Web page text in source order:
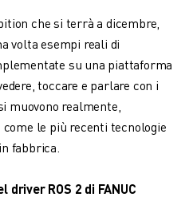
PER AUMENTARE
FANUC
che si terrà a dicembre,
volta esempi reali di
su una piattaforma
toccare e parlare con i
muovono realmente,
le più recenti tecnologie
fabbrica.
ROS 2 di FANUC